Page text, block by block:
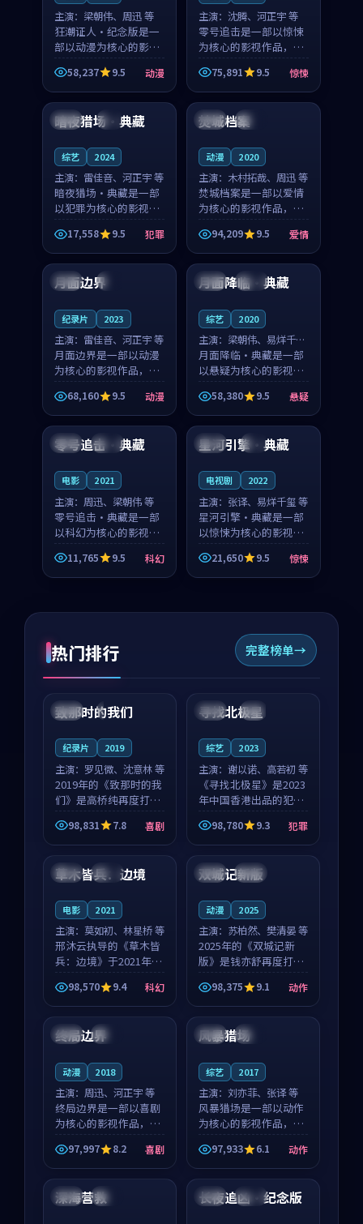
主演： 梁朝伟、周迅 等
狂潮证人·纪念版是一
部以动漫为核心的影视
作品，围绕危机、反转
与人物成长展开，整体
节奏紧凑，值得推荐观
58,237 9.5 动漫
主演： 沈腾、河正宇 等
零号追击是一部以惊悚
为核心的影视作品，围
绕危机、反转与人物成
长展开，整体节奏紧
凑，值得推荐观看。
75,891 9.5 惊悚
中国 4K
暗夜猎场·典藏
综艺 2024
主演： 雷佳音、河正宇 等
暗夜猎场·典藏是一部
以犯罪为核心的影视作
品，围绕危机、反转与
人物成长展开，整体节
奏紧凑，值得推荐观
看。
17,558 9.5 犯罪
英国 高分
焚城档案
动漫 2020
主演： 木村拓哉、周迅 等
焚城档案是一部以爱情
为核心的影视作品，围
绕危机、反转与人物成
长展开，整体节奏紧
凑，值得推荐观看。
94,209 9.5 爱情
法国 4K
月面边界
纪录片 2023
主演： 雷佳音、河正宇 等
月面边界是一部以动漫
为核心的影视作品，围
绕危机、反转与人物成
长展开，整体节奏紧
凑，值得推荐观看。
68,160 9.5 动漫
法国 热播
月面降临·典藏
综艺 2020
主演： 梁朝伟、易烊千玺
等
月面降临·典藏是一部
以悬疑为核心的影视作
品，围绕危机、反转与
人物成长展开，整体节
奏紧凑，值得推荐观
看。
58,380 9.5 悬疑
法国 院线
零号追击·典藏
电影 2021
主演： 周迅、梁朝伟 等
零号追击·典藏是一部
以科幻为核心的影视作
品，围绕危机、反转与
人物成长展开，整体节
奏紧凑，值得推荐观
11,765 9.5 科幻
美国 4K
星河引擎·典藏
电视剧 2022
主演： 张译、易烊千玺 等
星河引擎·典藏是一部
以惊悚为核心的影视作
品，围绕危机、反转与
人物成长展开，整体节
奏紧凑，值得推荐观
21,650 9.5 惊悚
热门排行 完整榜单
中国 4K
99:22
致那时的我们
纪录片 2019
主演： 罗见微、沈意林 等
2019年的《致那时的我
们》是高桥纯再度打磨
的喜剧佳作。中国大陆
的取景与都市寓言的氛
围相互成就，罗见微与
沈意林的对手戏自然克
制，让整部影片在悬
98,831 7.8 喜剧
中国 4K
99:18
寻找北极星
综艺 2023
主演： 谢以诺、高若初 等
《寻找北极星》是2023
年中国香港出品的犯罪
新作，主创团队希望用
公路冒险的故事让观众
停下来想一想。谢以诺
领衔，高若初担任重要
角色，戚南柯的叙事
98,780 9.3 犯罪
泰国 独播
草木皆兵：边境
电影 2021
主演： 莫如初、林星桥 等
邢沐云执导的《草木皆
兵：边境》于2021年面
世，泰国的城市气质与
校园青春的人物心境共
同构筑了影片基调。莫
如初、林星桥用细腻的
表演撑起整部科幻电
98,570 9.4 科幻
中国 独播
双城记新版
动漫 2025
主演： 苏柏然、樊清晏 等
2025年的《双城记新
版》是钱亦舒再度打磨
的动作佳作。中国大陆
的取景与沙漠探险的氛
围相互成就，苏柏然与
樊清晏的对手戏自然克
制，让整部影片在悬念
98,375 9.1 动作
中国 高分
终局边界
动漫 2018
主演： 周迅、河正宇 等
终局边界是一部以喜剧
为核心的影视作品，围
绕危机、反转与人物成
长展开，整体节奏紧
凑，值得推荐观看。
97,997 8.2 喜剧
美国 杜比
风暴猎场
综艺 2017
主演： 刘亦菲、张译 等
风暴猎场是一部以动作
为核心的影视作品，围
绕危机、反转与人物成
长展开，整体节奏紧
凑，值得推荐观看。
97,933 6.1 动作
韩国 独播
深海营救 美国 院线
长夜追凶·纪念版